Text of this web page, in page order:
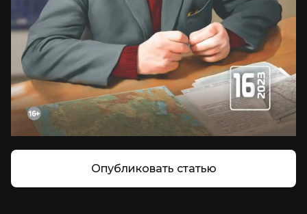
Опубликовать статью